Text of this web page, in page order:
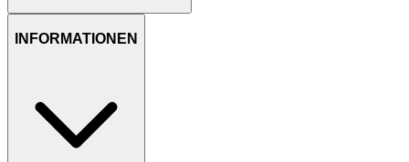
INFORMATIONEN